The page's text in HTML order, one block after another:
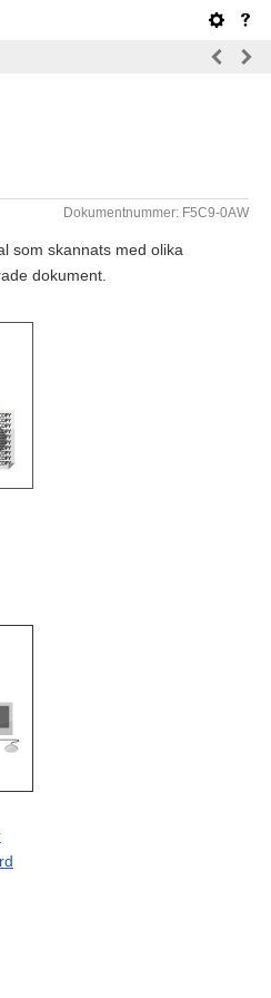
Dokumentnummer: F5C9-0AW
som skannats med olika
dokument.